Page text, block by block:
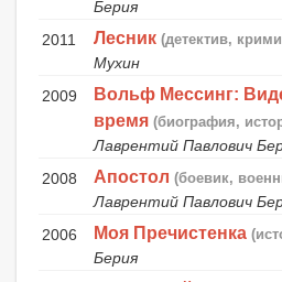
Берия
2011
Лесник (детектив,
Мухин
2009
Вольф Мессинг:
время (биография,
Лаврентий Павлович
2008
Апостол (боевик,
Лаврентий Павлович
2006
Моя Пречистенка
Берия